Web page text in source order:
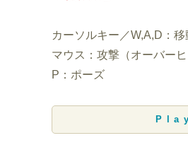
カーソルキー／W,A,D：
マウス：攻撃（オーバーヒ
P：ポーズ